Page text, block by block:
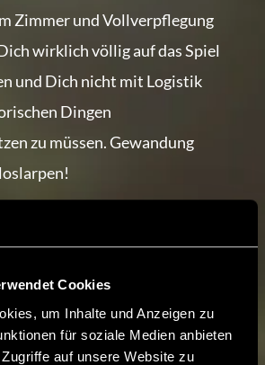
Cookies
um Inhalte und Anzeigen zu
für soziale Medien anbieten
auf unsere Website zu
Zimmer und Vollverpflegung
wirklich völlig auf das Spiel
und Dich nicht mit Logistik
Dingen
zu müssen. Gewandung
teilnehmen
eineentsprechende Anzahl an
dem Projekt unterstützen. Du
Spaß daran haben, eine Rolle